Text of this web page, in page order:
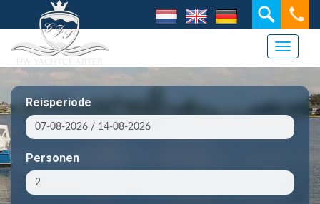
Reisperiode
Personen
Toggle